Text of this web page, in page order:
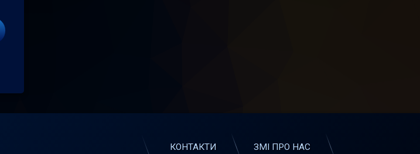
міська рада запрошує усіх на ТОМ СОЙЄР FEST 2017
КОНТАКТИ ЗМІ ПРО НАС